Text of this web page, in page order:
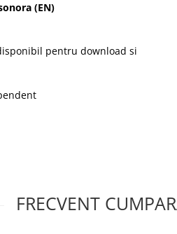
(EN)
pentru download si
FRECVENT